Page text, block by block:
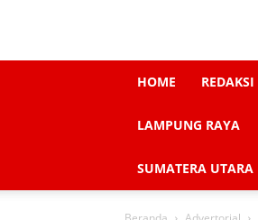
HOME REDAKSI
LAMPUNG RAYA
SUMATERA UTARA